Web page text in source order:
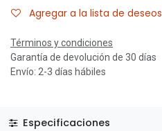
Agregar a la lista de deseos
Términos y condiciones
Garantía de devolución de 30 días
Envío: 2-3 días hábiles
Especificaciones